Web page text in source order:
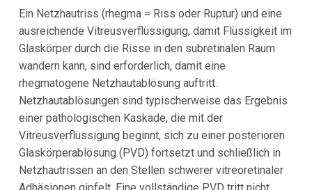
Ein Netzhautriss (rhegma = Riss oder Ruptur) und eine
ausreichende Vitreusverflüssigung, damit Flüssigkeit im
Glaskörper durch die Risse in den subretinalen Raum
wandern kann, sind erforderlich, damit eine
rhegmatogene Netzhautablösung auftritt.
Netzhautablösungen sind typischerweise das Ergebnis
einer pathologischen Kaskade, die mit der
Vitreusverflüssigung beginnt, sich zu einer posterioren
Glaskörperablösung (PVD) fortsetzt und schließlich in
Netzhautrissen an den Stellen schwerer vitreoretinaler